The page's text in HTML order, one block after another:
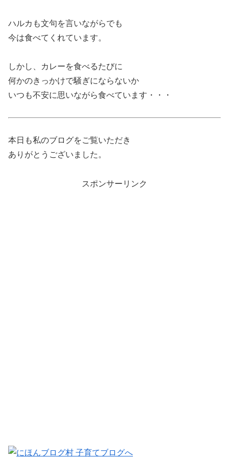
ハルカも文句を言いながらでも
今は食べてくれています。
しかし、カレーを食べるたびに
何かのきっかけで騒ぎにならないか
いつも不安に思いながら食べています・・・
本日も私のブログをご覧いただき
ありがとうございました。
スポンサーリンク